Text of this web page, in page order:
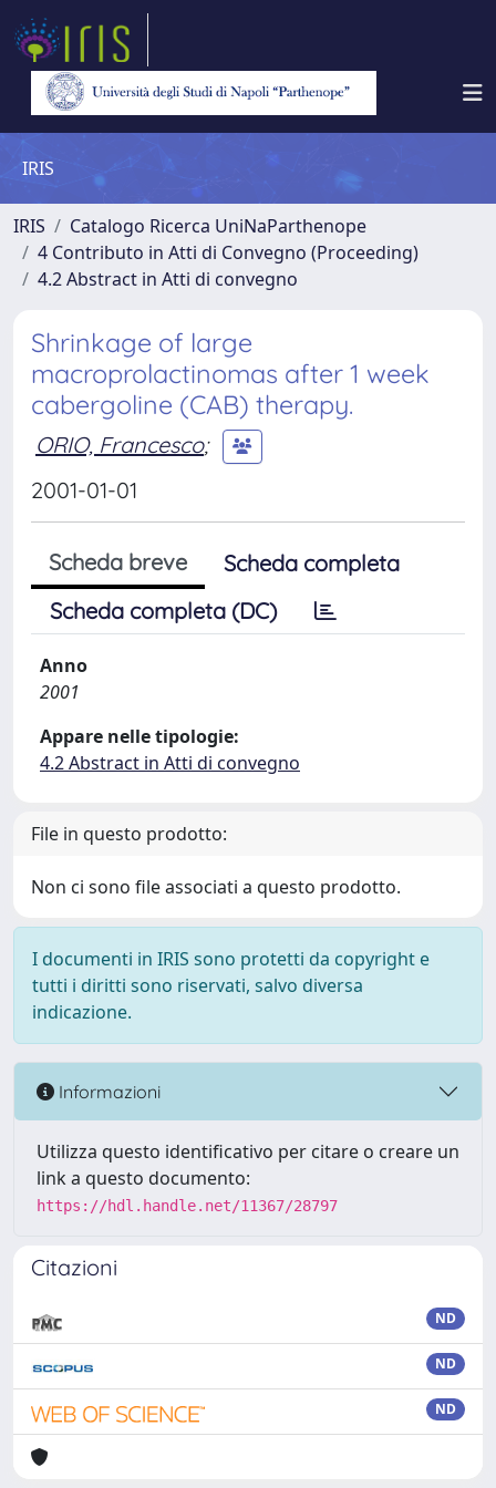
IRIS
IRIS
Catalogo Ricerca UniNaParthenope
4 Contributo in Atti di Convegno (Proceeding)
4.2 Abstract in Atti di convegno
Shrinkage of large
macroprolactinomas after 1 week
cabergoline (CAB) therapy.
ORIO, Francesco;
2001-01-01
Scheda breve
Scheda completa
Scheda completa (DC)
Anno
2001
Appare nelle tipologie:
4.2 Abstract in Atti di convegno
File in questo prodotto:
Non ci sono file associati a questo prodotto.
I documenti in IRIS sono protetti da copyright e
tutti i diritti sono riservati, salvo diversa
indicazione.
Informazioni
Utilizza questo identificativo per citare o creare un
link a questo documento:
https://hdl.handle.net/11367/28797
Citazioni
ND
ND
ND